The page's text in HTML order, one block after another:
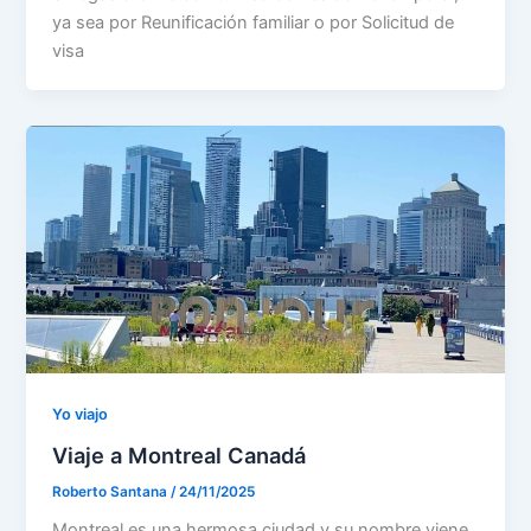
ya sea por Reunificación familiar o por Solicitud de
visa
Yo viajo
Viaje a Montreal Canadá
Roberto Santana /24/11/2025